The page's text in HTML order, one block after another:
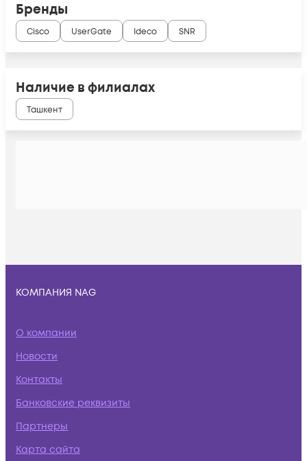
Бренды
Cisco UserGate Ideco SNR
Наличие в филиалах
Ташкент
КОМПАНИЯ NAG
О компании
Новости
Контакты
Банковские реквизиты
Партнеры
Карта сайта